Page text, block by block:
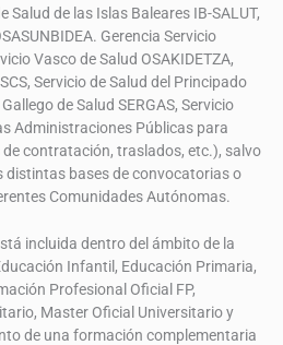
Salud de las Islas Baleares IB-SALUT,
Gerencia Servicio
Vasco de Salud OSAKIDETZA,
Servicio de Salud del Principado
de Salud SERGAS, Servicio
Administraciones Públicas para
contratación, traslados, etc.), salvo
distintas bases de convocatorias o
Comunidades Autónomas.
incluida dentro del ámbito de la
Infantil, Educación Primaria,
Profesional Oficial FP,
Master Oficial Universitario y
de una formación complementaria